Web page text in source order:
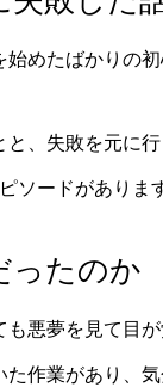
めたばかりの初
、失敗を元に
ソードがありま
ったのか
悪夢を見て目が
作業があり、